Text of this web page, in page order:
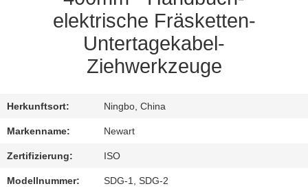
SITEMAP
DATENSCHUTZRICHTLINIE
elektrische Fräsketten-
Untertagekabel-
Ziehwerkzeuge
Herkunftsort: Ningbo, China
Markenname: Newart
Zertifizierung: ISO
Modellnummer: SDG-1, SDG-2